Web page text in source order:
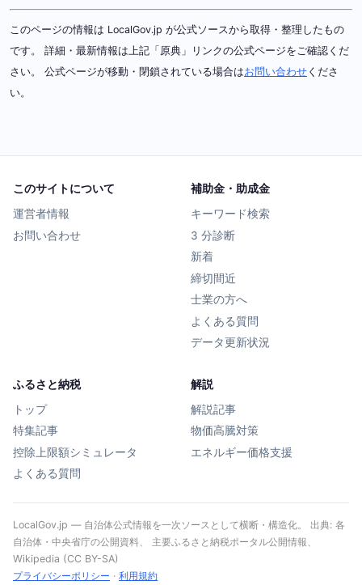
このページの情報は LocalGov.jp が公式ソースから取得・整理したもの
です。 詳細・最新情報は上記「原典」リンクの公式ページをご確認くだ
さい。 公式ページが移動・閉鎖されている場合はお問い合わせ くださ
い。
このサイトについて
運営者情報
お問い合わせ
補助金・助成金
キーワード検索
3 分診断
新着
締切間近
士業の方へ
よくある質問
データ更新状況
ふるさと納税
トップ
特集記事
控除上限額シミュレータ
よくある質問
解説
解説記事
物価高騰対策
エネルギー価格支援
LocalGov.jp — 自治体公式情報を一次ソースとして横断・構造化。 出典: 各
自治体・中央省庁の公開資料、 主要ふるさと納税ポータル公開情報、
Wikipedia (CC BY-SA)
プライバシーポリシー · 利用規約